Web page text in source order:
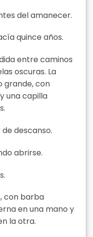
del amanecer.
quince años.
entre caminos
oscuras. La
grande, con
una capilla
descanso.
abrirse.
con barba
en una mano y
la otra.